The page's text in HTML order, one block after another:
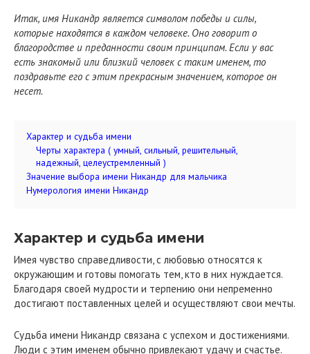
Итак, имя Никандр является символом победы и силы,
которые находятся в каждом человеке. Оно говорит о
благородстве и преданности своим принципам. Если у вас
есть знакомый или близкий человек с таким именем, то
поздравьте его с этим прекрасным значением, которое он
несет.
Характер и судьба имени
Черты характера ( умный, сильный, решительный,
надежный, целеустремленный )
Значение выбора имени Никандр для мальчика
Нумерология имени Никандр
Характер и судьба имени
Имея чувство справедливости, с любовью относятся к
окружающим и готовы помогать тем, кто в них нуждается.
Благодаря своей мудрости и терпению они непременно
достигают поставленных целей и осуществляют свои мечты.
Судьба имени Никандр связана с успехом и достижениями.
Люди с этим именем обычно привлекают удачу и счастье.